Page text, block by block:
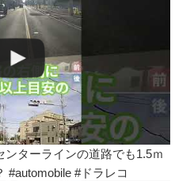
ンターラインの道路でも1.5ｍ
#automobile #ドラレコ